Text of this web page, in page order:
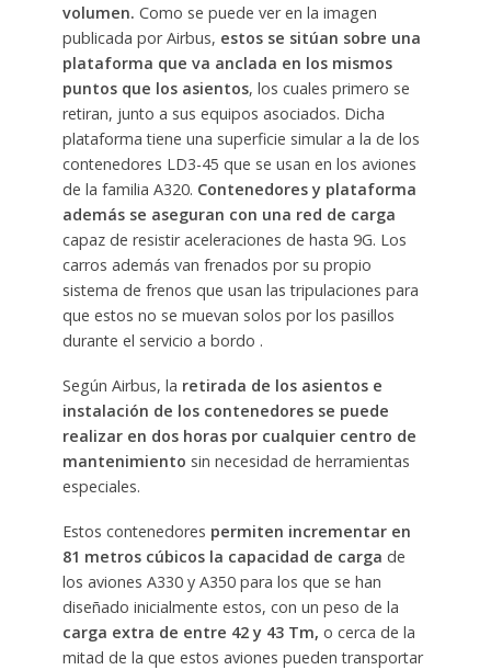
volumen. Como se puede ver en la imagen
publicada por Airbus, estos se sitúan sobre una
plataforma que va anclada en los mismos
puntos que los asientos, los cuales primero se
retiran, junto a sus equipos asociados. Dicha
plataforma tiene una superficie simular a la de los
contenedores LD3-45 que se usan en los aviones
de la familia A320. Contenedores y plataforma
además se aseguran con una red de carga
capaz de resistir aceleraciones de hasta 9G. Los
carros además van frenados por su propio
sistema de frenos que usan las tripulaciones para
que estos no se muevan solos por los pasillos
durante el servicio a bordo .
Según Airbus, la retirada de los asientos e
instalación de los contenedores se puede
realizar en dos horas por cualquier centro de
mantenimiento sin necesidad de herramientas
especiales.
Estos contenedores permiten incrementar en
81 metros cúbicos la capacidad de carga de
los aviones A330 y A350 para los que se han
diseñado inicialmente estos, con un peso de la
carga extra de entre 42 y 43 Tm, o cerca de la
mitad de la que estos aviones pueden transportar